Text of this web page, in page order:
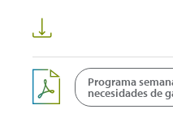
Programa
necesidades de